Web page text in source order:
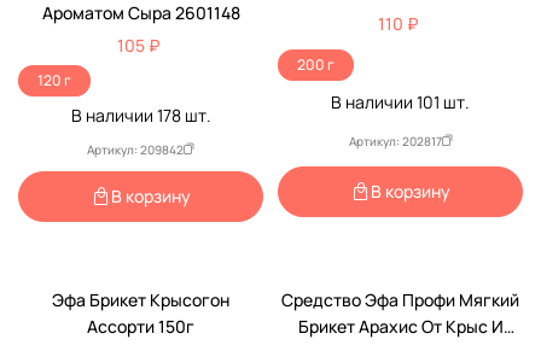
Ароматом Сыра 2601148
105 ₽
120 г
В наличии 178шт.
Артикул: 209842
В корзину
110 ₽
200 г
В наличии 101 шт.
Артикул: 202817
В корзину
Эфа Брикет Крысогон
Ассорти 150г
Средство Эфа Профи Мягкий
Брикет Арахис От Крыс И